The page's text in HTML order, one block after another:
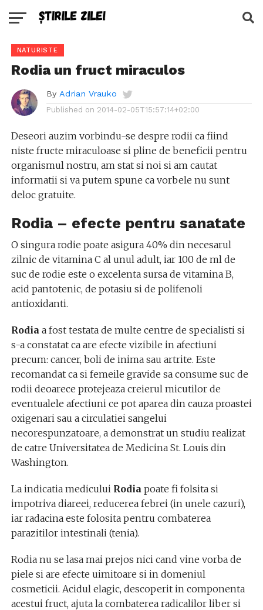
NATURISTE
Rodia un fruct miraculos
By Adrian Vrauko
Published on 2014-02-05T15:57:14+02:00
Deseori auzim vorbindu-se despre rodii ca fiind
niste fructe miraculoase si pline de beneficii pentru
organismul nostru, am stat si noi si am cautat
informatii si va putem spune ca vorbele nu sunt
deloc gratuite.
Rodia – efecte pentru sanatate
O singura rodie poate asigura 40% din necesarul
zilnic de vitamina C al unul adult, iar 100 de ml de
suc de rodie este o excelenta sursa de vitamina B,
acid pantotenic, de potasiu si de polifenoli
antioxidanti.
Rodiaa fost testata de multe centre de specialisti si
s-a constatat ca are efecte vizibile in afectiuni
precum: cancer, boli de inima sau artrite. Este
recomandat ca si femeile gravide sa consume suc de
rodii deoarece protejeaza creierul micutilor de
eventualele afectiuni ce pot aparea din cauza proastei
oxigenari sau a circulatiei sangelui
necorespunzatoare, a demonstrat un studiu realizat
de catre Universitatea de Medicina St. Louis din
Washington.
La indicatia medicului Rodiapoate fi folsita si
impotriva diareei, reducerea febrei (in unele cazuri),
iar radacina este folosita pentru combaterea
parazitilor intestinali (tenia).
Rodia nu se lasa mai prejos nici cand vine vorba de
piele si are efecte uimitoare si in domeniul
cosmeticii. Acidul elagic, descoperit in componenta
acestui fruct, ajuta la combaterea radicalilor liber si